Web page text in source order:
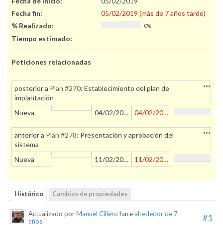
Fecha fin:
05/02/2019 (más de 7 años tarde)
% Realizado:
0%
Tiempo estimado:
Peticiones relacionadas
posterior a Plan #270: Establecimiento del plan de
implantación
Nueva
04/02/2019 04/02/2019
anterior a Plan #278: Presentación y aprobación del
sistema
Nueva
11/02/2019 11/02/2019
Histórico Cambios de propiedades
#1
Actualizado porManuel Cillero hacealrededor de 7
años